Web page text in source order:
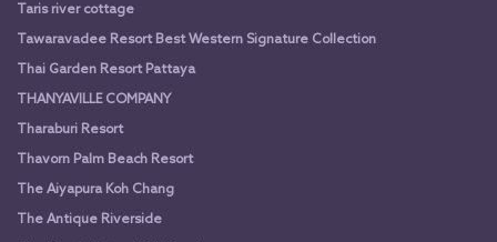
Taris river cottage
Tawaravadee Resort Best Western Signature Collection
Thai Garden Resort Pattaya
THANYAVILLE COMPANY
Tharaburi Resort
Thavorn Palm Beach Resort
The Aiyapura Koh Chang
The Antique Riverside